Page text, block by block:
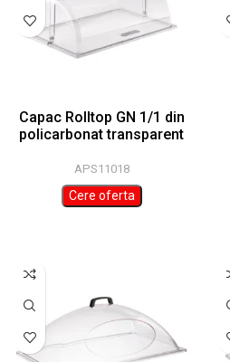
Capac Rolltop GN 1/1 din
policarbonat transparent
APS11018
Cere oferta